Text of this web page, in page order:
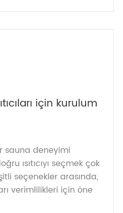
için kurulum
sauna deneyimi
ısıtıcıyı seçmek çok
seçenekler arasında,
verimlilikleri için öne